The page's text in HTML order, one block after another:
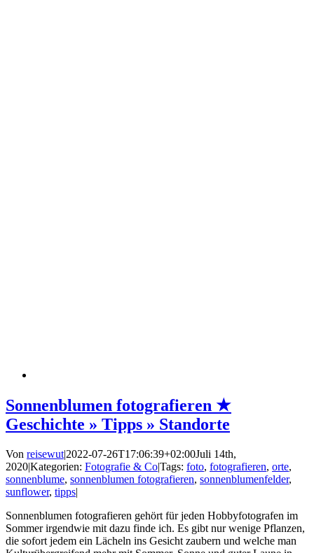
Sonnenblumen fotografieren ★
Geschichte » Tipps » Standorte
Von reisewut|2022-07-26T17:06:39+02:00Juli 14th,
2020|Kategorien: Fotografie & Co|Tags: foto, fotografieren, orte,
sonnenblume, sonnenblumen fotografieren, sonnenblumenfelder,
sunflower, tipps|
Sonnenblumen fotografieren gehört für jeden Hobbyfotografen im
Sommer irgendwie mit dazu finde ich. Es gibt nur wenige Pflanzen,
die sofort jedem ein Lächeln ins Gesicht zaubern und welche man